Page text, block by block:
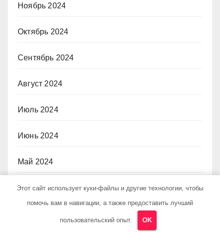
Ноябрь 2024
Октябрь 2024
Сентябрь 2024
Август 2024
Июль 2024
Июнь 2024
Май 2024
Апрель 2024
Этот сайт использует куки-файлы и другие технологии, чтобы
помочь вам в навигации, а также предоставить лучший
пользовательский опыт. OK